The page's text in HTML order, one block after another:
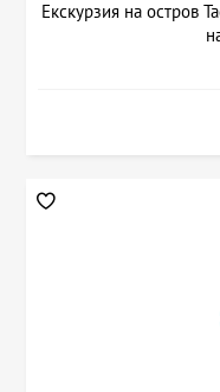
Екскурзия на остров